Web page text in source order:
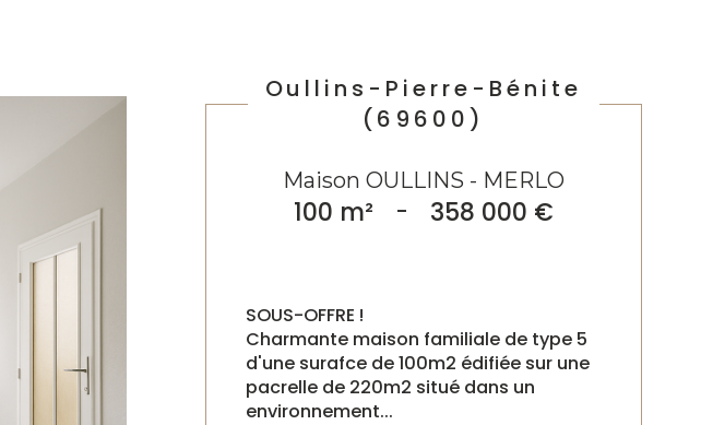
Oullins-Pierre-Bénite
(69600)
Maison OULLINS - MERLO
100 m² - 358 000 €
SOUS-OFFRE !
Charmante maison familiale de type 5
d'une surafce de 100m2 édifiée sur une
pacrelle de 220m2 situé dans un
environnement...